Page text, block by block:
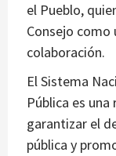
el Pueblo,
Consejo como
colaboración.
El Sistema
Pública es
garantizar el
pública y